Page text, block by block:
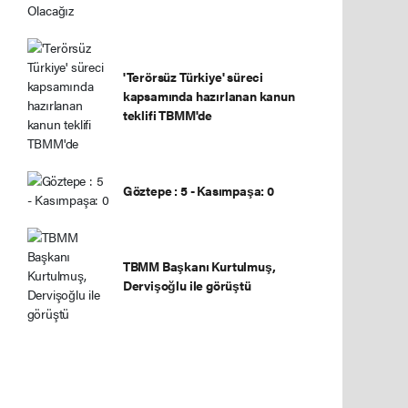
'Terörsüz Türkiye' süreci
kapsamında hazırlanan kanun
teklifi TBMM'de
Göztepe : 5 - Kasımpaşa: 0
TBMM Başkanı Kurtulmuş,
Dervişoğlu ile görüştü